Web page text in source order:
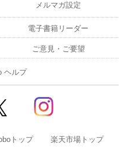
メルマガ設定
電子書籍リーダー
ご意見・ご要望
ヘルプ
トップ 楽天市場トップ